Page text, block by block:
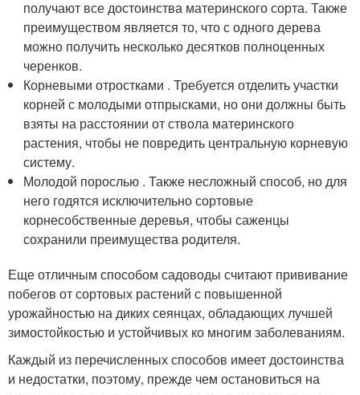
получают все достоинства материнского сорта. Также
преимуществом является то, что с одного дерева
можно получить несколько десятков полноценных
черенков.
Корневыми отростками . Требуется отделить участки
корней с молодыми отпрысками, но они должны быть
взяты на расстоянии от ствола материнского
растения, чтобы не повредить центральную корневую
систему.
Молодой порослью . Также несложный способ, но для
него годятся исключительно сортовые
корнесобственные деревья, чтобы саженцы
сохранили преимущества родителя.
Еще отличным способом садоводы считают прививание
побегов от сортовых растений с повышенной
урожайностью на диких сеянцах, обладающих лучшей
зимостойкостью и устойчивых ко многим заболеваниям.
Каждый из перечисленных способов имеет достоинства
и недостатки, поэтому, прежде чем остановиться на